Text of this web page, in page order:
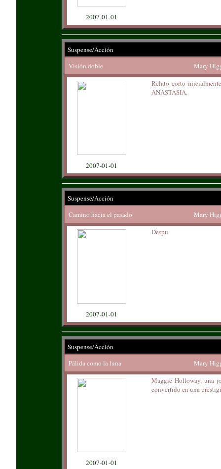
2007-01-01
Suspense/Acción
Visión doble
Mary
2007-01-01
Relato corto
ANASTASIA.
Suspense/Acción
Camino hacia el pasado
Mary
2007-01-01
Despu
Suspense/Acción
Pálida como la luna
Mary
2007-01-01
Maggie Holloway, una
convertido en una